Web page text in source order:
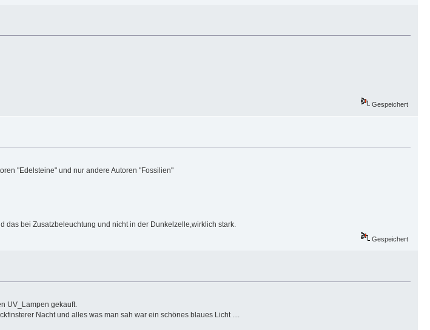
Gespeichert
"Edelsteine" und nur andere Autoren "Fossilien"
bei Zusatzbeleuchtung und nicht in der Dunkelzelle,wirklich stark.
Gespeichert
UV_Lampen gekauft.
Nacht und alles was man sah war ein schönes blaues Licht ....